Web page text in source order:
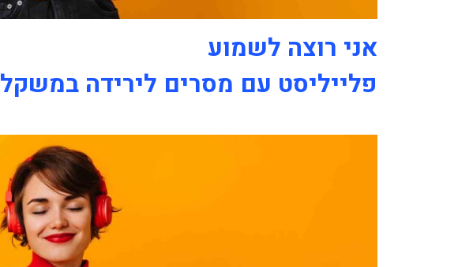
אני רוצה לשמוע
פלייליסט עם מסרים לירידה במשקל